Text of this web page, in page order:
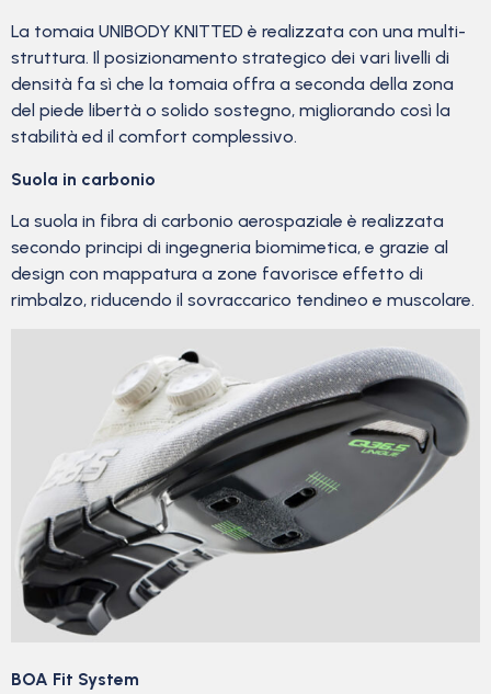
La tomaia UNIBODY KNITTED è realizzata con una multi-
struttura. Il posizionamento strategico dei vari livelli di
densità fa sì che la tomaia offra a seconda della zona
del piede libertà o solido sostegno, migliorando così la
stabilità ed il comfort complessivo.
Suola in carbonio
La suola in fibra di carbonio aerospaziale è realizzata
secondo principi di ingegneria biomimetica, e grazie al
design con mappatura a zone favorisce effetto di
rimbalzo, riducendo il sovraccarico tendineo e muscolare.
BOA Fit System